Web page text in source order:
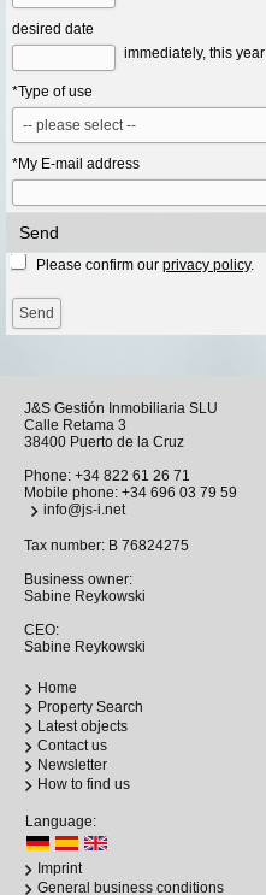
desired date
immediately, this year
*Type of use
*My E-mail address
Send
Please confirm ourprivacy policy.
J&S Gestión Inmobiliaria SLU
Calle Retama 3
38400 Puerto de la Cruz
Phone: +34 822 61 26 71
Mobile phone: +34 696 03 79 59
info@js-i.net
Tax number: B 76824275
Business owner:
Sabine Reykowski
CEO:
Sabine Reykowski
Home
Property Search
Latest objects
Contact us
Newsletter
How to find us
Language:
Imprint
General business conditions